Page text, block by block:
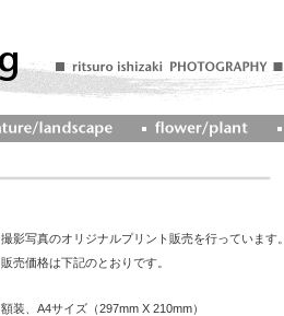
撮影写真のオリジナルプリント販売を行っています。
販売価格は下記のとおりです。
額装、A4サイズ（297mm X 210mm）